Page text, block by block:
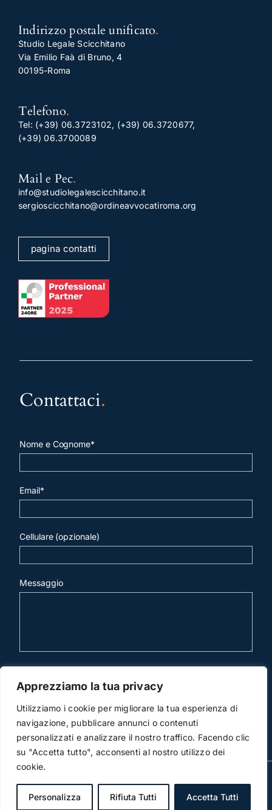
Apprezziamo la tua privacy
Utilizziamo i cookie per migliorare la tua esperienza di
navigazione, pubblicare annunci o contenuti
personalizzati e analizzare il nostro traffico. Facendo clic
su "Accetta tutto", acconsenti al nostro utilizzo dei
cookie.
Personalizza Rifiuta Tutti Accetta Tutti
Indirizzo postale unificato.
Studio Legale Scicchitano
Via Emilio Faà di Bruno, 4
00195-Roma
Telefono.
Tel: (+39) 06.3723102, (+39) 06.3720677,
(+39) 06.3700089
Mail e Pec.
info@studiolegalescicchitano.it
sergioscicchitano@ordineavvocatiroma.org
pagina contatti
Contattaci.
Nome e Cognome*
Email*
Cellulare (opzionale)
Messaggio
invia mail
© Copyright 2012 -2024 | Studio Legale Scicchitano |
All Rights Reserved | Powered by3DWorks